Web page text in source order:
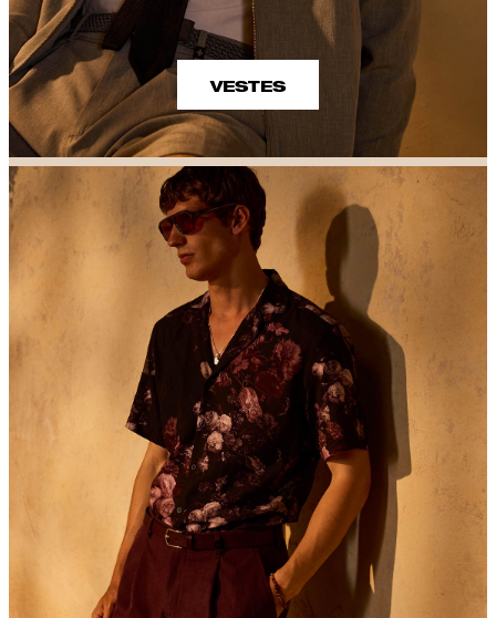
VESTES